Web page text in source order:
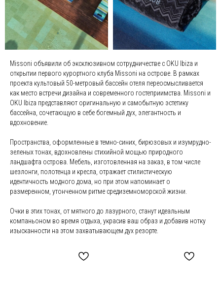
Missoni объявили об эксклюзивном сотрудничестве с OKU Ibiza и
открытии первого курортного клуба Missoni на острове. В рамках
проекта культовый 50-метровый бассейн отеля переосмысливается
как место встречи дизайна и современного гостеприимства. Missoni и
OKU Ibiza представляют оригинальную и самобытную эстетику
бассейна, сочетающую в себе богемный дух, элегантность и
вдохновение.
Пространства, оформленные в темно-синих, бирюзовых и изумрудно-
зеленых тонах, вдохновлены стихийной мощью природного
ландшафта острова. Мебель, изготовленная на заказ, в том числе
шезлонги, полотенца и кресла, отражает стилистическую
идентичность модного дома, но при этом напоминает о
размеренном, утонченном ритме средиземноморской жизни.
Очки в этих тонах, от мятного до лазурного, станут идеальным
компаньоном во время отдыха, украсив ваш образ и добавив нотку
изысканности на этом захватывающем дух резорте.